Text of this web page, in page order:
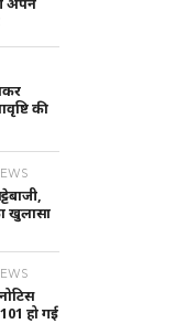
की
खुलासा
हो गई